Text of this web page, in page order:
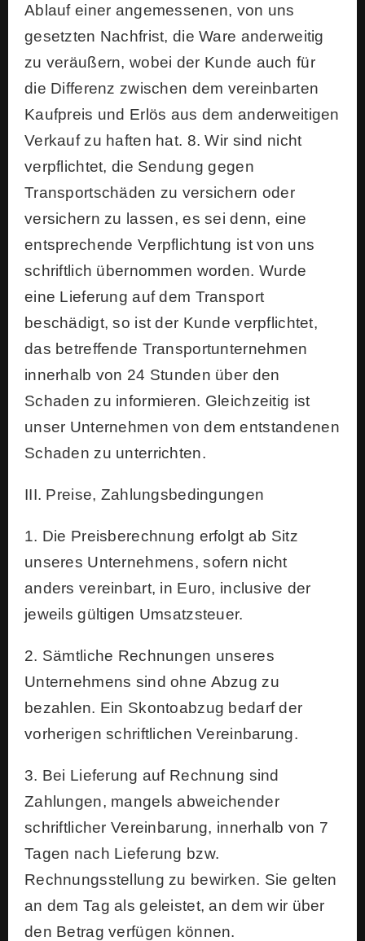
Ablauf einer angemessenen, von uns
gesetzten Nachfrist, die Ware anderweitig
zu veräußern, wobei der Kunde auch für
die Differenz zwischen dem vereinbarten
Kaufpreis und Erlös aus dem anderweitigen
Verkauf zu haften hat. 8. Wir sind nicht
verpflichtet, die Sendung gegen
Transportschäden zu versichern oder
versichern zu lassen, es sei denn, eine
entsprechende Verpflichtung ist von uns
schriftlich übernommen worden. Wurde
eine Lieferung auf dem Transport
beschädigt, so ist der Kunde verpflichtet,
das betreffende Transportunternehmen
innerhalb von 24 Stunden über den
Schaden zu informieren. Gleichzeitig ist
unser Unternehmen von dem entstandenen
Schaden zu unterrichten.
III. Preise, Zahlungsbedingungen
1. Die Preisberechnung erfolgt ab Sitz
unseres Unternehmens, sofern nicht
anders vereinbart, in Euro, inclusive der
jeweils gültigen Umsatzsteuer.
2. Sämtliche Rechnungen unseres
Unternehmens sind ohne Abzug zu
bezahlen. Ein Skontoabzug bedarf der
vorherigen schriftlichen Vereinbarung.
3. Bei Lieferung auf Rechnung sind
Zahlungen, mangels abweichender
schriftlicher Vereinbarung, innerhalb von 7
Tagen nach Lieferung bzw.
Rechnungsstellung zu bewirken. Sie gelten
an dem Tag als geleistet, an dem wir über
den Betrag verfügen können.